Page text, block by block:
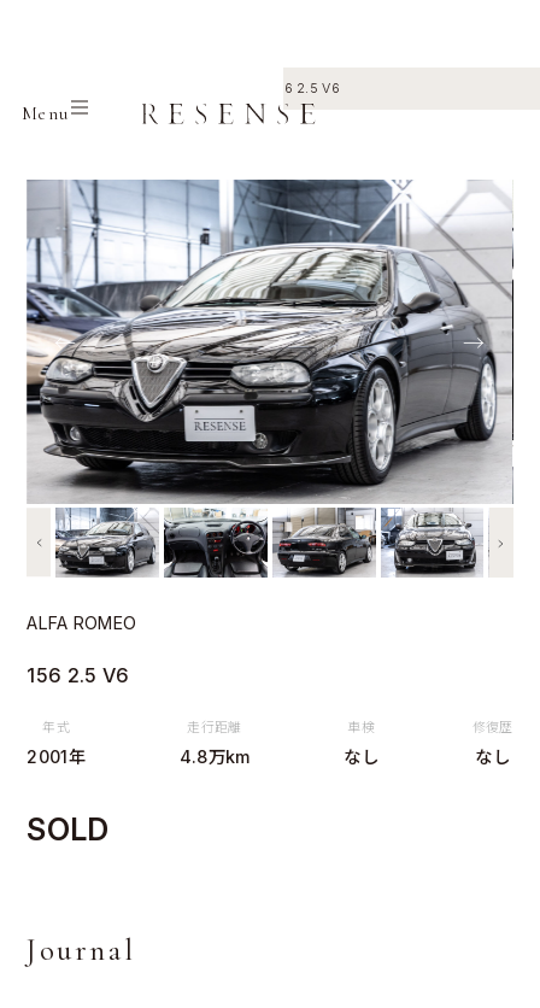
Menu
156 2.5 V6
← →
ALFA ROMEO
156 2.5 V6
年式
2001年
走行距離
4.8万km
車検
なし
修復歴
なし
SOLD
Journal